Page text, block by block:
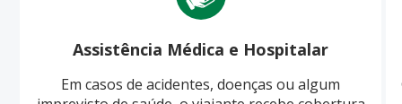
Assistência Médica e Hospitalar
Em casos de acidentes, doenças ou algum